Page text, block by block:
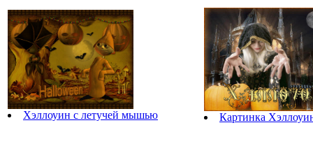
Хэллоуин с летучей мышью Картинка